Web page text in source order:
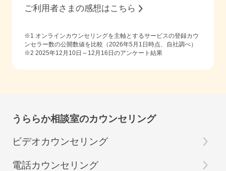
ご利用者さまの感想はこちら
※1 オンラインカウンセリングを主軸とするサービスの登録カウ
ンセラー数の公開数値を比較（2026年5月1日時点、自社調べ）
※2 2025年12月10日～12月16日 のアンケート結果
うららか相談室のカウンセリング
ビデオカウンセリング
電話カウンセリング